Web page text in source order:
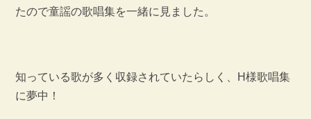
たので童謡の歌唱集を一緒に見ました。
知っている歌が多く収録されていたらしく、H様歌唱集
に夢中！